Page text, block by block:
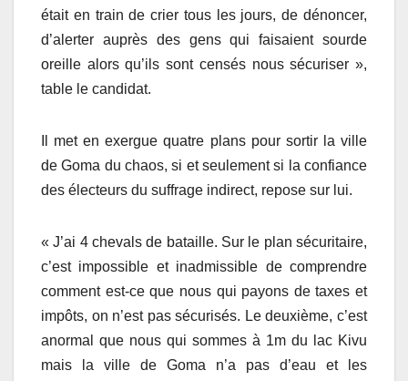
était en train de crier tous les jours, de dénoncer,
d’alerter auprès des gens qui faisaient sourde
oreille alors qu’ils sont censés nous sécuriser »,
table le candidat.
Il met en exergue quatre plans pour sortir la ville
de Goma du chaos, si et seulement si la confiance
des électeurs du suffrage indirect, repose sur lui.
« J’ai 4 chevals de bataille. Sur le plan sécuritaire,
c’est impossible et inadmissible de comprendre
comment est-ce que nous qui payons de taxes et
impôts, on n’est pas sécurisés. Le deuxième, c’est
anormal que nous qui sommes à 1m du lac Kivu
mais la ville de Goma n’a pas d’eau et les